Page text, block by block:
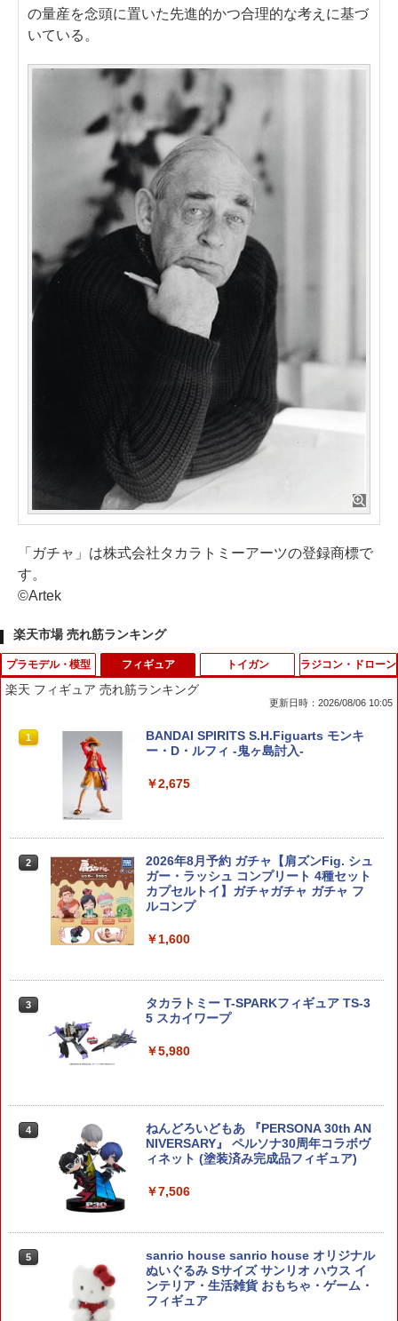
の量産を念頭に置いた先進的かつ合理的な考えに基づ
いている。
「ガチャ」は株式会社タカラトミーアーツの登録商標で
す。
©Artek
楽天市場 売れ筋ランキング
プラモデル・模型
1
GuCra みかん 果物模型 本物そっくりの
模型 加重タイプ 8個パック 食品サンプル
2
ミニ四駆13-12mm2段アルミローラード
リリング プレート
￥2,500
ックス ピックアップ ダブルキャブ リフ
トアップ '94 (トヨタ) 【No.5】 (プラモ
4
【2026年8月予約】 HS（ヒロインスタ
イル)シリーズ メカ娘 バスターメイデ
ン プラモデル〔エムアイモルデ〕（26
ポケットモンスター プラコロ 【2点セッ
ト】
フィギュア
楽天 フィギュア 売れ筋ランキング
更新日時：2026/08/06 10:05
1
BANDAI SPIRITS S.H.Figuarts モンキ
ー・D・ルフィ -鬼ヶ島討入-
￥2,675
2
2026年8月予約 ガチャ【肩ズンFig. シュ
ガー・ラッシュ コンプリート 4種セット
カプセルトイ】ガチャガチャ ガチャ フ
ルコンプ
￥1,600
3
タカラトミー T-SPARKフィギュア TS-3
5 スカイワープ
￥5,980
4
ねんどろいどもあ 『PERSONA 30th AN
NIVERSARY』 ペルソナ30周年コラボヴ
ィネット (塗装済み完成品フィギュア)
￥7,506
5
sanrio house sanrio house オリジナル
ぬいぐるみ Sサイズ サンリオ ハウス イ
ンテリア・生活雑貨 おもちゃ・ゲーム・
フィギュア
トイガン ラジコン・ドローン